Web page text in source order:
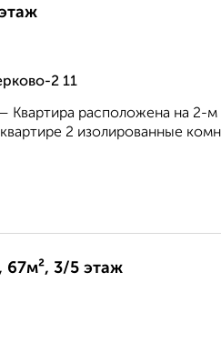
2 11
расположена на 2-м
2 изолированные
67м², 3/5 этаж